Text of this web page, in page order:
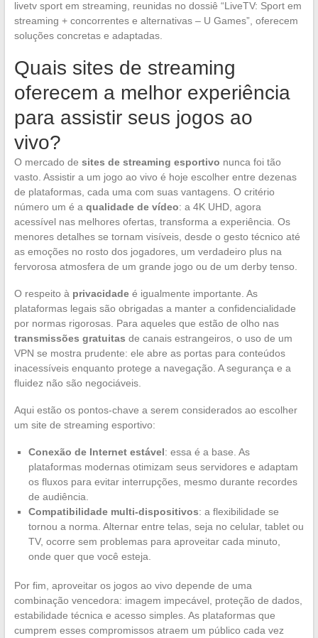
livetv sport em streaming, reunidas no dossiê “LiveTV: Sport em
streaming + concorrentes e alternativas – U Games”, oferecem
soluções concretas e adaptadas.
Quais sites de streaming
oferecem a melhor experiência
para assistir seus jogos ao
vivo?
O mercado de sites de streaming esportivo nunca foi tão
vasto. Assistir a um jogo ao vivo é hoje escolher entre dezenas
de plataformas, cada uma com suas vantagens. O critério
número um é a qualidade de vídeo: a 4K UHD, agora
acessível nas melhores ofertas, transforma a experiência. Os
menores detalhes se tornam visíveis, desde o gesto técnico até
as emoções no rosto dos jogadores, um verdadeiro plus na
fervorosa atmosfera de um grande jogo ou de um derby tenso.
O respeito à privacidadeé igualmente importante. As
plataformas legais são obrigadas a manter a confidencialidade
por normas rigorosas. Para aqueles que estão de olho nas
transmissões gratuitas de canais estrangeiros, o uso de um
VPN se mostra prudente: ele abre as portas para conteúdos
inacessíveis enquanto protege a navegação. A segurança e a
fluidez não são negociáveis.
Aqui estão os pontos-chave a serem considerados ao escolher
um site de streaming esportivo:
Conexão de Internet estável: essa é a base. As
plataformas modernas otimizam seus servidores e adaptam
os fluxos para evitar interrupções, mesmo durante recordes
de audiência.
Compatibilidade multi-dispositivos: a flexibilidade se
tornou a norma. Alternar entre telas, seja no celular, tablet ou
TV, ocorre sem problemas para aproveitar cada minuto,
onde quer que você esteja.
Por fim, aproveitar os jogos ao vivo depende de uma
combinação vencedora: imagem impecável, proteção de dados,
estabilidade técnica e acesso simples. As plataformas que
cumprem esses compromissos atraem um público cada vez